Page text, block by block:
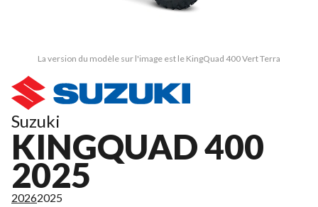
La version du modèle sur l'image est le KingQuad 400 Vert Terra
Suzuki
KINGQUAD 400
2025
20262025